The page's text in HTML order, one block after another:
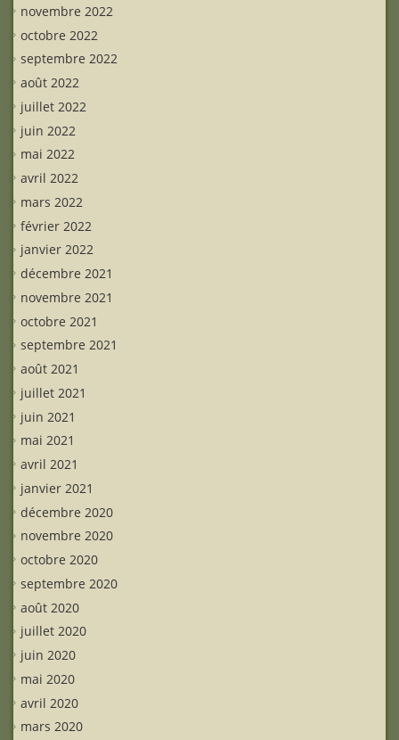
novembre 2022
octobre 2022
septembre 2022
août 2022
juillet 2022
juin 2022
mai 2022
avril 2022
mars 2022
février 2022
janvier 2022
décembre 2021
novembre 2021
octobre 2021
septembre 2021
août 2021
juillet 2021
juin 2021
mai 2021
avril 2021
janvier 2021
décembre 2020
novembre 2020
octobre 2020
septembre 2020
août 2020
juillet 2020
juin 2020
mai 2020
avril 2020
mars 2020